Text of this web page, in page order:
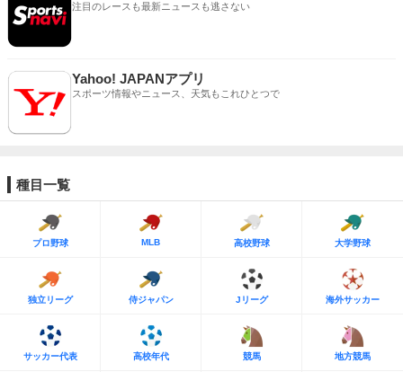
注目のレースも最新ニュースも逃さない
Yahoo! JAPANアプリ
スポーツ情報やニュース、天気もこれひとつで
種目一覧
プロ野球 MLB 高校野球 大学野球
独立リーグ 侍ジャパン Jリーグ 海外サッカー
サッカー代表 高校年代 競馬 地方競馬